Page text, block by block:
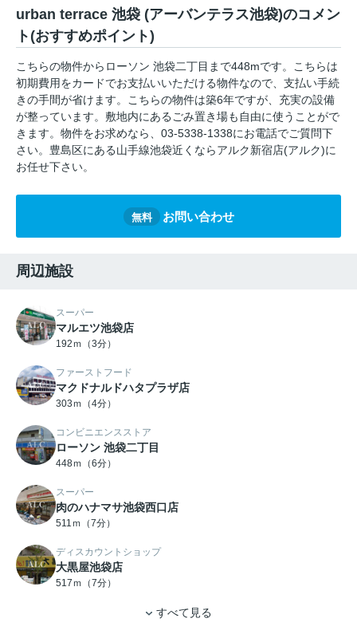
urban terrace 池袋 (アーバンテラス池袋)のコメン
ト(おすすめポイント)
こちらの物件からローソン 池袋二丁目まで448mです。こちらは
初期費用をカードでお支払いいただける物件なので、支払い手続
きの手間が省けます。こちらの物件は築6年ですが、充実の設備
が整っています。敷地内にあるごみ置き場も自由に使うことがで
きます。物件をお求めなら、03-5338-1338にお電話でご質問下
さい。豊島区にある山手線池袋近くならアルク新宿店(アルク)に
お任せ下さい。
無料 お問い合わせ
周辺施設
スーパー
マルエツ池袋店
192ｍ（3分）
ファーストフード
マクドナルドハタプラザ店
303ｍ（4分）
コンビニエンスストア
ローソン 池袋二丁目
448ｍ（6分）
スーパー
肉のハナマサ池袋西口店
511ｍ（7分）
ディスカウントショップ
大黒屋池袋店
517ｍ（7分）
すべて見る